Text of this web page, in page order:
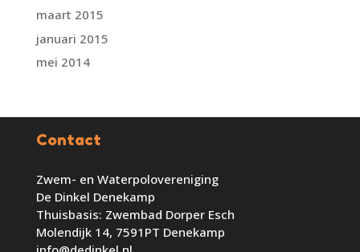
maart 2015
januari 2015
mei 2014
Contact
Zwem- en Waterpolovereniging
De Dinkel Denekamp
Thuisbasis: Zwembad Dorper Esch
Molendijk 14, 7591PT Denekamp